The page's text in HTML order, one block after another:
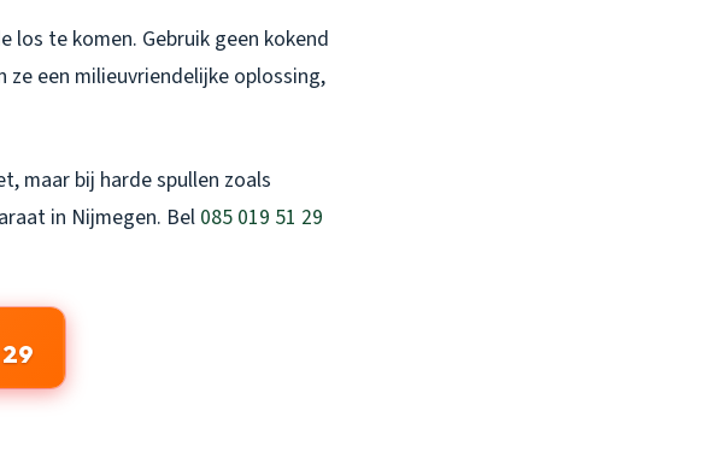
los te komen. Gebruik geen kokend
een milieuvriendelijke oplossing,
maar bij harde spullen zoals
in Nijmegen. Bel085 019 51 29
29